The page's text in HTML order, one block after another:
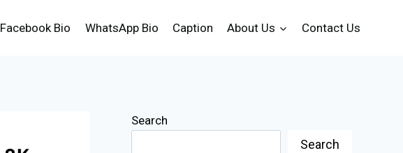
Facebook Bio WhatsApp Bio Caption About Us Contact Us
Search
Search